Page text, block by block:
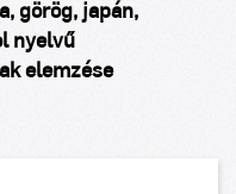
görög, japán,
nyelvű
elemzése